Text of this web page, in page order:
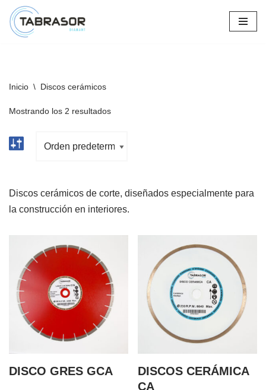
Saltar
Inicio \ Discos cerámicos
Mostrando los 2 resultados
Discos cerámicos de corte, diseñados especialmente para
la construcción en interiores.
DISCO GRES GCA
DISCOS CERÁMICA
CA